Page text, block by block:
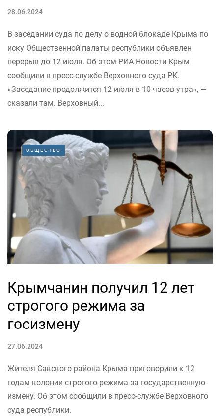
28.06.2024
В заседании суда по делу о водной блокаде Крыма по
иску Общественной палаты республики объявлен
перерыв до 12 июля. Об этом РИА Новости Крым
сообщили в пресс-службе Верховного суда РК.
«Заседание продолжится 12 июля в 10 часов утра», —
сказали там. Верховный...
ОБЩЕСТВО
Крымчанин получил 12 лет
строгого режима за
госизмену
27.06.2024
Жителя Сакского района Крыма приговорили к 12
годам колонии строгого режима за государственную
измену. Об этом сообщили в пресс-службе Верховного
суда республики.